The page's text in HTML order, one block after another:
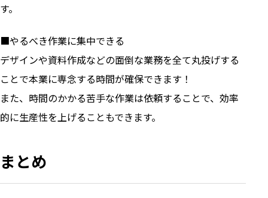
す。
■やるべき作業に集中できる
デザインや資料作成などの面倒な業務を全て丸投げする
ことで本業に専念する時間が確保できます！
また、時間のかかる苦手な作業は依頼することで、効率
的に生産性を上げることもできます。
まとめ